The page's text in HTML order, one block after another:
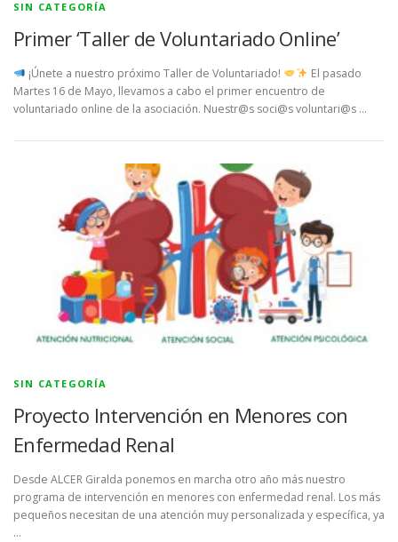
SIN CATEGORÍA
Primer ‘Taller de Voluntariado Online’
¡Únete a nuestro próximo Taller de Voluntariado!
El pasado
Martes 16 de Mayo, llevamos a cabo el primer encuentro de
voluntariado online de la asociación. Nuestr@s soci@s voluntari@s …
SIN CATEGORÍA
Proyecto Intervención en Menores con
Enfermedad Renal
Desde ALCER Giralda ponemos en marcha otro año más nuestro
programa de intervención en menores con enfermedad renal. Los más
pequeños necesitan de una atención muy personalizada y específica, ya
…